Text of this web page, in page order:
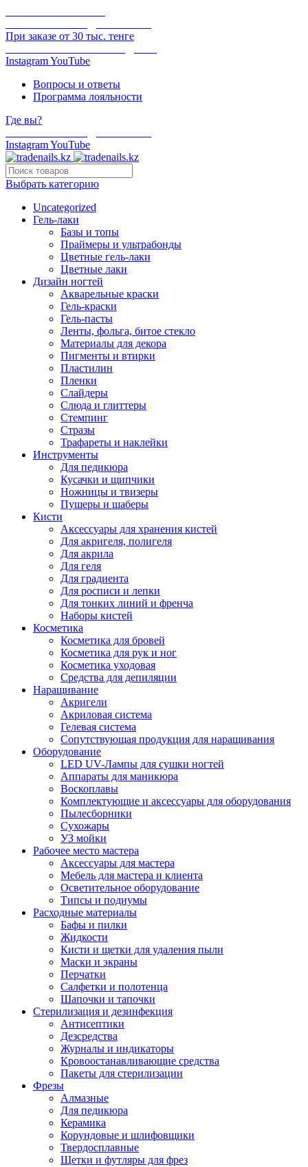
При заказе от 30 тыс. тенге
InstagramYouTube
Вопросы и ответы
Программа лояльности
Где вы?
InstagramYouTube
Выбрать категорию
Uncategorized
Гель-лаки
Базы и топы
Праймеры и ультрабонды
Цветные гель-лаки
Цветные лаки
Дизайн ногтей
Акварельные краски
Гель-краски
Гель-пасты
Ленты, фольга, битое стекло
Материалы для декора
Пигменты и втирки
Пластилин
Пленки
Слайдеры
Слюда и глиттеры
Стемпинг
Стразы
Трафареты и наклейки
Инструменты
Для педикюра
Кусачки и щипчики
Ножницы и твизеры
Пушеры и шаберы
Кисти
Аксессуары для хранения кистей
Для акригеля, полигеля
Для акрила
Для геля
Для градиента
Для росписи и лепки
Для тонких линий и френча
Наборы кистей
Косметика
Косметика для бровей
Косметика для рук и ног
Косметика уходовая
Средства для депиляции
Наращивание
Акригели
Акриловая система
Гелевая система
Сопутствующая продукция для наращивания
Оборудование
LED UV-Лампы для сушки ногтей
Аппараты для маникюра
Воскоплавы
Комплектующие и аксессуары для оборудования
Пылесборники
Сухожары
УЗ мойки
Рабочее место мастера
Аксессуары для мастера
Мебель для мастера и клиента
Осветительное оборудование
Типсы и подиумы
Расходные материалы
Бафы и пилки
Жидкости
Кисти и щетки для удаления пыли
Маски и экраны
Перчатки
Салфетки и полотенца
Шапочки и тапочки
Стерилизация и дезинфекция
Антисептики
Дезсредства
Журналы и индикаторы
Кровоостанавливающие средства
Пакеты для стерилизации
Фрезы
Алмазные
Для педикюра
Керамика
Корундовые и шлифовщики
Твердосплавные
Щетки и футляры для фрез